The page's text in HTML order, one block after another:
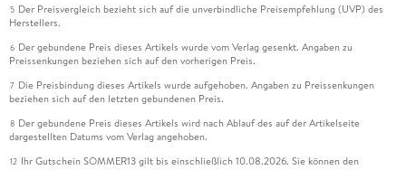
5 Der Preisvergleich bezieht sich auf die unverbindliche Preisempfehlung (UVP) des
Herstellers.
6 Der gebundene Preis dieses Artikels wurde vom Verlag gesenkt. Angaben zu
Preissenkungen beziehen sich auf den vorherigen Preis.
7 Die Preisbindung dieses Artikels wurde aufgehoben. Angaben zu Preissenkungen
beziehen sich auf den letzten gebundenen Preis.
8 Der gebundene Preis dieses Artikels wird nach Ablauf des auf der Artikelseite
dargestellten Datums vom Verlag angehoben.
12 Ihr Gutschein SOMMER13 gilt bis einschließlich 10.08.2026. Sie können den